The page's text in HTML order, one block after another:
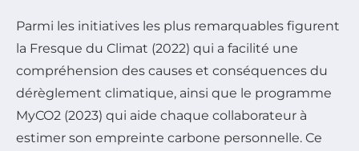
Parmi les initiatives les plus remarquables figurent
la Fresque du Climat (2022) qui a facilité une
compréhension des causes et conséquences du
dérèglement climatique, ainsi que le programme
MyCO2 (2023) qui aide chaque collaborateur à
estimer son empreinte carbone personnelle. Ce